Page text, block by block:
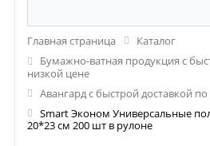
Главная страница
Каталог
Бумажно-ватная продукция с
низкой цене
Авангард с быстрой доставкой
Smart Эконом Универсальные
20*23 см 200 шт в рулоне